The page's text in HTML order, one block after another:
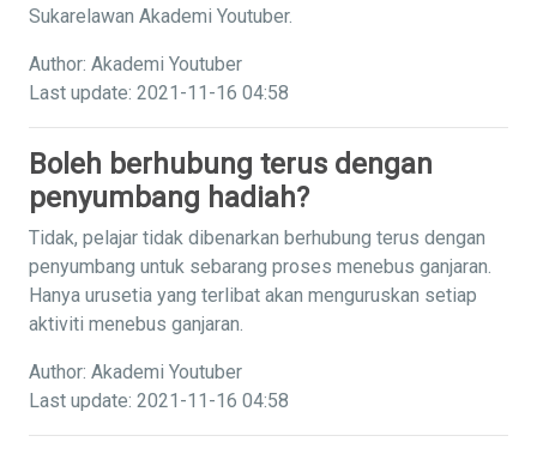
Sukarelawan Akademi Youtuber.
Author: Akademi Youtuber
Last update: 2021-11-16 04:58
Boleh berhubung terus dengan
penyumbang hadiah?
Tidak, pelajar tidak dibenarkan berhubung terus dengan
penyumbang untuk sebarang proses menebus ganjaran.
Hanya urusetia yang terlibat akan menguruskan setiap
aktiviti menebus ganjaran.
Author: Akademi Youtuber
Last update: 2021-11-16 04:58